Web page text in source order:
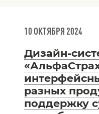
Дизайн-
разных
поддержку
10 ОКТЯБРЯ 2024